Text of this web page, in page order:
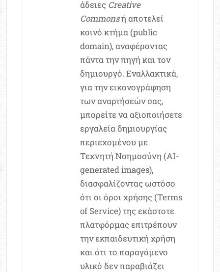
άδειες Creative
Commonsή αποτελεί
κοινό κτήμα (public
domain), αναφέροντας
πάντα την πηγή και τον
δημιουργό. Εναλλακτικά,
για την εικονογράφηση
των αναρτήσεών σας,
μπορείτε να αξιοποιήσετε
εργαλεία δημιουργίας
περιεχομένου με
Τεχνητή Νοημοσύνη (AI-
generated images),
διασφαλίζοντας ωστόσο
ότι οι όροι χρήσης (Terms
of Service) της εκάστοτε
πλατφόρμας επιτρέπουν
την εκπαιδευτική χρήση
και ότι το παραγόμενο
υλικό δεν παραβιάζει